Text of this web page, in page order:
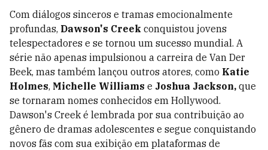
Com diálogos sinceros e tramas emocionalmente
profundas, Dawson's Creek conquistou jovens
telespectadores e se tornou um sucesso mundial. A
série não apenas impulsionou a carreira de Van Der
Beek, mas também lançou outros atores, como Katie
Holmes, Michelle Williams e Joshua Jackson, que
se tornaram nomes conhecidos em Hollywood.
Dawson's Creek é lembrada por sua contribuição ao
gênero de dramas adolescentes e segue conquistando
novos fãs com sua exibição em plataformas de